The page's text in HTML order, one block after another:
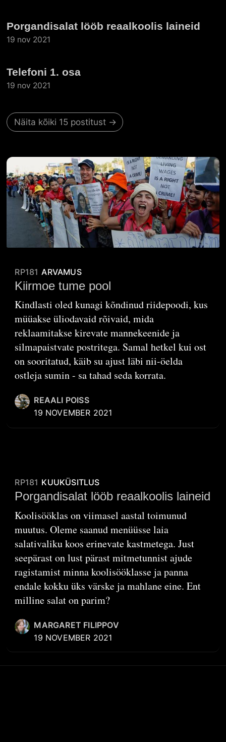
Porgandisalat lööb reaalkoolis laineid
19 nov 2021
Telefoni 1. osa
19 nov 2021
Näita kõiki 15 postitust →
RP181 ARVAMUS
Kiirmoe tume pool
Kindlasti oled kunagi kõndinud riidepoodi, kus
müüakse üliodavaid rõivaid, mida
reklaamitakse kirevate mannekeenide ja
silmapaistvate postritega. Samal hetkel kui ost
on sooritatud, käib su ajust läbi nii-öelda
ostleja sumin - sa tahad seda korrata.
REAALI POISS
19 NOVEMBER 2021
RP181 KUUKÜSITLUS
Porgandisalat lööb reaalkoolis laineid
Koolisööklas on viimasel aastal toimunud
muutus. Oleme saanud menüüsse laia
salativaliku koos erinevate kastmetega. Just
seepärast on lust pärast mitmetunnist ajude
ragistamist minna koolisööklasse ja panna
endale kokku üks värske ja mahlane eine. Ent
milline salat on parim?
MARGARET FILIPPOV
19 NOVEMBER 2021